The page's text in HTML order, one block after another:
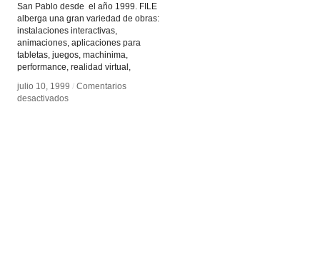
San Pablo desde el año 1999. FILE
alberga una gran variedad de obras:
instalaciones interactivas,
animaciones, aplicaciones para
tabletas, juegos, machinima,
performance, realidad virtual,
julio 10, 1999 / Comentarios
desactivadosen
julio 10, 1999 / Comentarios
desactivadosen